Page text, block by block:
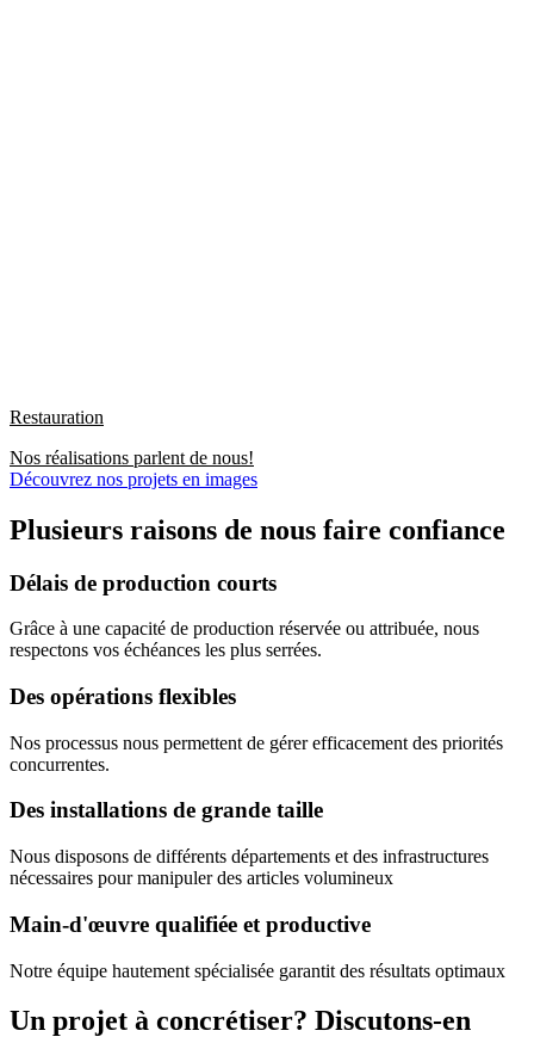
Restauration
Nos réalisations parlent de nous!
Découvrez nos projets en images
Plusieurs raisons de nous faire confiance
Délais de production courts
Grâce à une capacité de production réservée ou attribuée, nous
respectons vos échéances les plus serrées.
Des opérations flexibles
Nos processus nous permettent de gérer efficacement des priorités
concurrentes.
Des installations de grande taille
Nous disposons de différents départements et des infrastructures
nécessaires pour manipuler des articles volumineux
Main-d'œuvre qualifiée et productive
Notre équipe hautement spécialisée garantit des résultats optimaux
Un projet à concrétiser? Discutons-en